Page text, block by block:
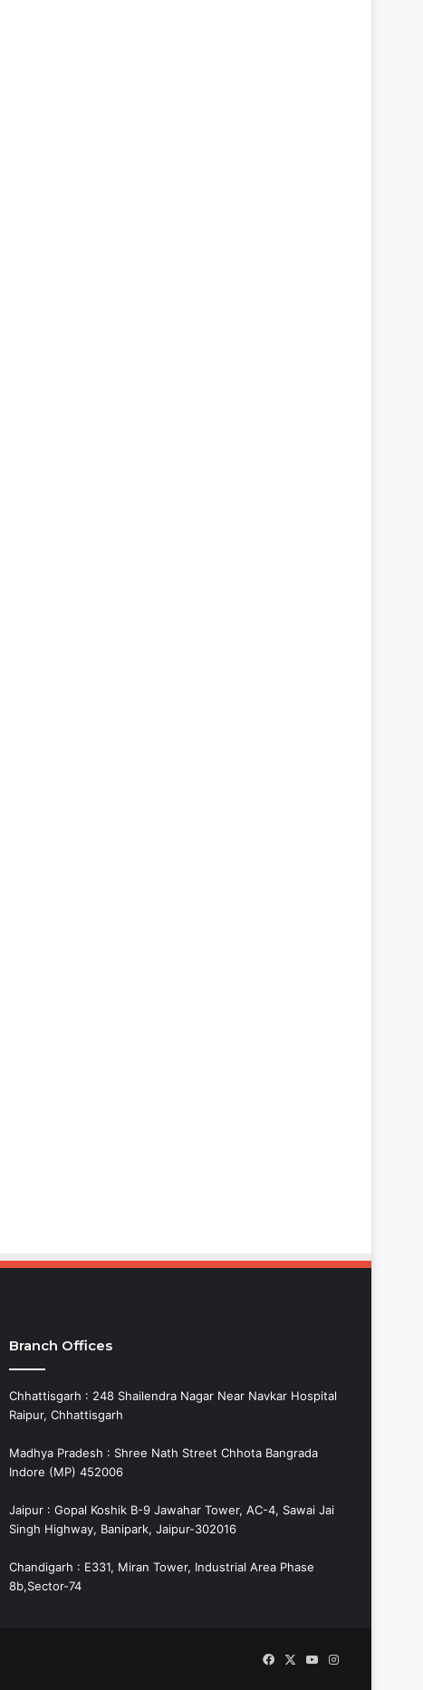
Branch Offices
Chhattisgarh : 248 Shailendra Nagar Near Navkar Hospital
Raipur, Chhattisgarh
Madhya Pradesh : Shree Nath Street Chhota Bangrada
Indore (MP) 452006
Jaipur : Gopal Koshik B-9 Jawahar Tower, AC-4, Sawai Jai
Singh Highway, Banipark, Jaipur-302016
Chandigarh : E331, Miran Tower, Industrial Area Phase
8b,Sector-74
Facebook
X YouTubeInstagram